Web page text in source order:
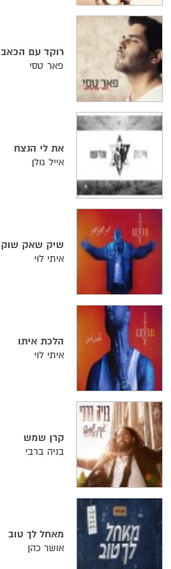
רוקד עם הכאב
פאר טסי
את לי הנצח
אייל גולן
שיק שאק שוק
איתי לוי
הלכת איתו
איתי לוי
קרן שמש
בניה ברבי
מאחל לך טוב
אושר כהן